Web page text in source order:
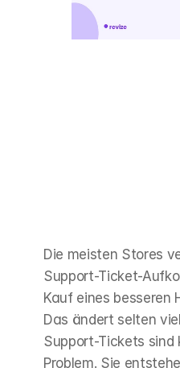
Die meisten Stores
Support-Ticket-
Kauf eines besseren
Das ändert selten
Support-Tickets sind
Problem. Sie